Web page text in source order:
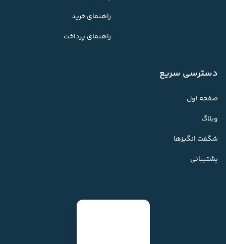
راهنمای خرید
راهنمای پرداخت
دسترسی سریع
صفحه اول
وبلاگ
شگفت انگیزها
پشتیبانی